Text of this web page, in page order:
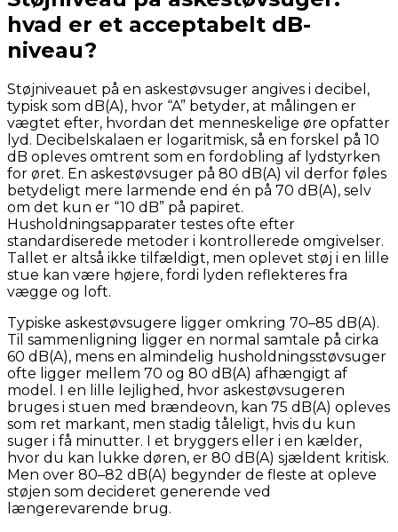
hvad er et acceptabelt dB-
niveau?
Støjniveauet på en askestøvsuger angives i decibel,
typisk som dB(A), hvor “A” betyder, at målingen er
vægtet efter, hvordan det menneskelige øre opfatter
lyd. Decibelskalaen er logaritmisk, så en forskel på 10
dB opleves omtrent som en fordobling af lydstyrken
for øret. En askestøvsuger på 80 dB(A) vil derfor føles
betydeligt mere larmende end én på 70 dB(A), selv
om det kun er “10 dB” på papiret.
Husholdningsapparater testes ofte efter
standardiserede metoder i kontrollerede omgivelser.
Tallet er altså ikke tilfældigt, men oplevet støj i en lille
stue kan være højere, fordi lyden reflekteres fra
vægge og loft.
Typiske askestøvsugere ligger omkring 70–85 dB(A).
Til sammenligning ligger en normal samtale på cirka
60 dB(A), mens en almindelig husholdningsstøvsuger
ofte ligger mellem 70 og 80 dB(A) afhængigt af
model. I en lille lejlighed, hvor askestøvsugeren
bruges i stuen med brændeovn, kan 75 dB(A) opleves
som ret markant, men stadig tåleligt, hvis du kun
suger i få minutter. I et bryggers eller i en kælder,
hvor du kan lukke døren, er 80 dB(A) sjældent kritisk.
Men over 80–82 dB(A) begynder de fleste at opleve
støjen som decideret generende ved
længerevarende brug.